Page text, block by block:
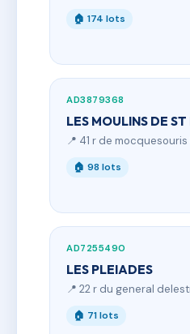
🏠 174 lots
AD3879368
LES MOULINS DE
📍 41 r de
🏠 98 lots
AD7255490
LES PLEIADES
📍 22 r du general
🏠 71 lots